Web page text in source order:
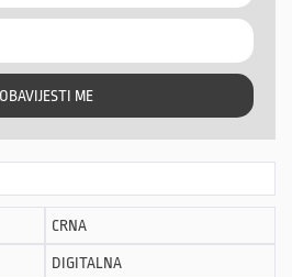
OBAVIJESTI ME
CRNA
DIGITALNA